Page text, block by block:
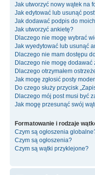
Jak utworzyć nowy wątek na
Jak edytować lub usunąć
Jak dodawać podpis do
Jak utworzyć ankietę?
Dlaczego nie mogę wybrać
Jak wyedytować lub usunąć
Dlaczego nie mam dostępu
Dlaczego nie mogę dodawać
Dlaczego otrzymałem
Jak mogę zgłosić posty
Do czego służy przycisk
Dlaczego mój post musi być
Jak mogę przesunąć swój
Formatowanie i rodzaje
Czym są ogłoszenia
Czym są ogłoszenia?
Czym są wątki przyklejone?